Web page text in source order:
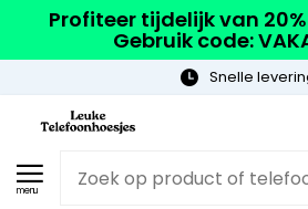
Profiteer tijdelijk van
Gebruik code:
menu